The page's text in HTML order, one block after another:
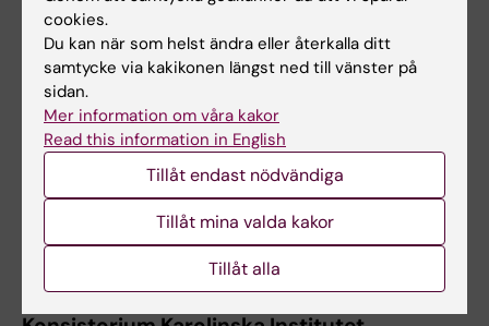
Exempel på doktorandfrågor som vi har
diskuterat:
Hur och vilka kurser, seminarier, försvar etc.
kan erbjudas digitalt när pandemin är över, för
att vara i linje med målet att minska utsläppen
från resor med 50% fram till 2030. Ester Gubi
(länk till kontaktkortet nedan eller profilsidan)
är doktorandrepresentant.
cookies.
Du kan när som helst ändra eller återkalla ditt
samtycke via kakikonen längst ned till vänster på
sidan.
Mer information om våra kakor
Read this information in English
Tillåt endast nödvändiga
Tillåt mina valda kakor
Tillåt alla